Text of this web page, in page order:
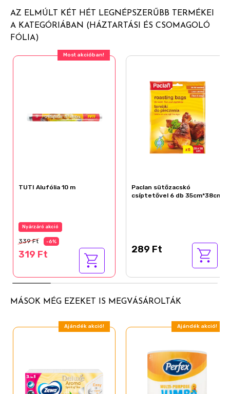
AZ ELMÚLT KÉT HÉT LEGNÉPSZERŰBB TERMÉKEI
A KATEGÓRIÁBAN (HÁZTARTÁSI ÉS CSOMAGOLÓ
FÓLIA)
Most akcióban!
TUTI Alufólia 10 m
Nyárzáró akció
339 Ft -6%
319 Ft
Paclan sütőzacskó
csíptetővel 6 db 35cm*38cm
289 Ft
MÁSOK MÉG EZEKET IS MEGVÁSÁROLTÁK
Ajándék akció! Ajándék akció!